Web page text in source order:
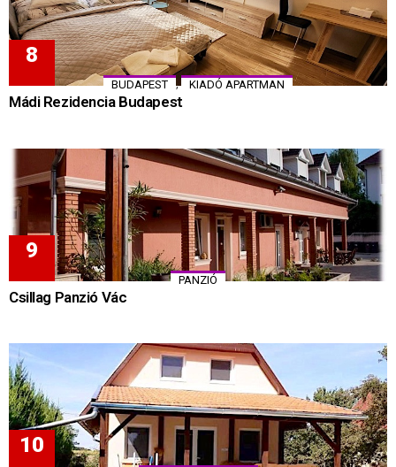
BUDAPEST , KIADÓ APARTMAN
Mádi Rezidencia Budapest
PANZIÓ
Csillag Panzió Vác